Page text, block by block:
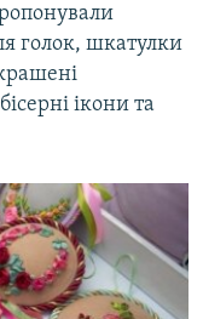
голок, шкатулки
ікони та